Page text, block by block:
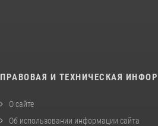
ПРАВОВАЯ И ТЕХНИЧЕСКАЯ
О сайте
Об использовании информации сайта